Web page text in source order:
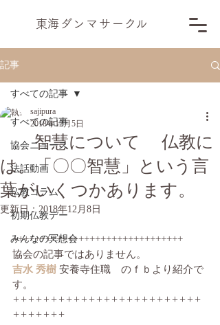
​東海ダンマサー ク ル
記事
すべての記事
協会ニュース
法話動画
仏教コラム
初期仏教デー
みんなの冥想会
すべての記事
智慧について 仏教に
は。「〇〇智慧」という言
葉がいくつかあります。
sajipura
2018年12月5日
更新日： 2018年12月8日
+++++++++++++++++++++++++++++++
協会の記事ではありません。
吉水 秀樹 安養寺住職　のｆｂより紹介で
す。
+++++++++++++++++++++++++
+++++++